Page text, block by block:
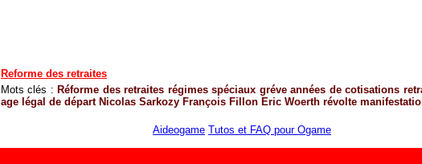
Reforme des retraites
Mots clés :Réforme des retraites régimes spéciaux gréve années de cotisations
age légal de départ Nicolas Sarkozy François Fillon Eric Woerth révolte
Aideogame Tutos et FAQ pour Ogame